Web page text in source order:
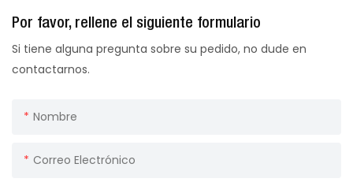
Por favor, rellene el siguiente formulario
Si tiene alguna pregunta sobre su pedido, no dude en
contactarnos.
Nombre
Correo Electrónico